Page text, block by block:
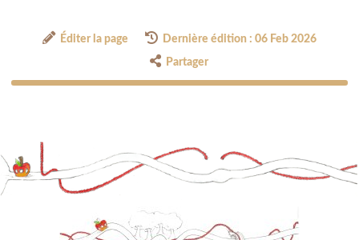
Éditer la page Dernière édition : 06 Feb 2026
Partager